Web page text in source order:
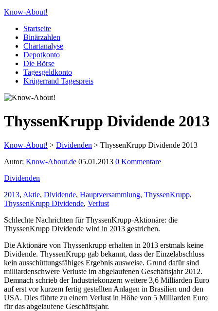
Know-About!
Startseite
Binärzahlen
Chartanalyse
Depotkonto
Die Börse
Tagesgeldkonto
Krügerrand Tagespreis
ThyssenKrupp Dividende 2013
Know-About! > Dividenden > ThyssenKrupp Dividende 2013
Autor: Know-About.de 05.01.2013 0 Kommentare
Dividenden
2013, Aktie, Dividende, Hauptversammlung, ThyssenKrupp,
ThyssenKrupp Dividende, Verlust
Schlechte Nachrichten für ThyssenKrupp-Aktionäre: die
ThyssenKrupp Dividende wird in 2013 gestrichen.
Die Aktionäre von Thyssenkrupp erhalten in 2013 erstmals keine
Dividende. ThyssenKrupp gab bekannt, dass der Einzelabschluss
kein ausschüttungsfähiges Ergebnis ausweise. Grund dafür sind
milliardenschwere Verluste im abgelaufenen Geschäftsjahr 2012.
Demnach schrieb der Industriekonzern weitere 3,6 Milliarden Euro
auf erst vor kurzem fertig gestellten Anlagen in Brasilien und den
USA. Dies führte zu einem Verlust in Höhe von 5 Milliarden Euro
für das abgelaufene Geschäftsjahr.